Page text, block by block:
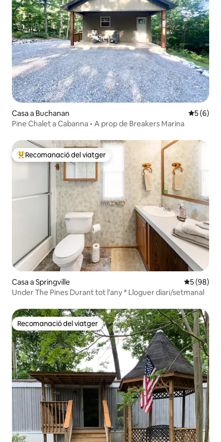
Casa a Buchanan 5 de
5 (6)
Pine Chalet a Cabanna • A prop de Breakers Marina
Principals recomanacions dels viatgers
Recomanació del viatger
Casa a Springville 5 de
5 (98)
Under The Pines Durant tot l'any * Lloguer diari/setmanal
Recomanació del viatger
Recomanació del viatger